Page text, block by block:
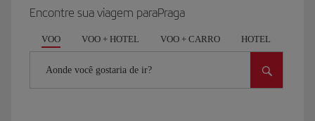
Encontre sua viagem paraPraga
VOO VOO + HOTEL VOO + CARRO HOTEL
Aonde você gostaria de ir?